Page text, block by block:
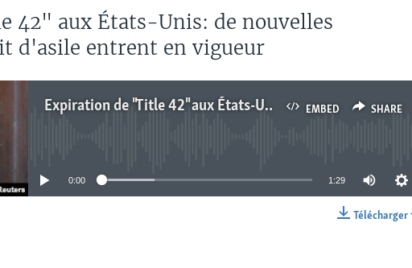
42" aux États-Unis: de nouvelles
d'asile entrent en vigueur
EMBED SHARE
Expiration de "Title 42" aux États-Unis: de nouvelles restrictions au droit d'asile entrent en vigueur
0:00 1:29
Télécharger